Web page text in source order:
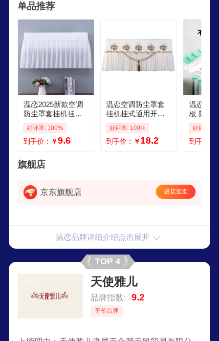
在京东平台销量领先，致力于为现代家庭打造舒适
美观的生活环境。
单品推荐
温恋2025新款空调
防尘罩套挂机挂式
通用卧室开机不取
罩衣挡风帘挡风罩
清雅白 宽度37长度
好评率: 100%
到手价： ￥9.6
温恋空调防尘罩套
挂机挂式通用开机
不取挡风板帘防直
吹 两用款左岸花米
115p86cm长内
好评率: 100%
到手价： ￥18.2
温恋中
板 防直
冷气导
花机3匹
款单个
好评率:
到手价：
旗舰店
京东旗舰店 进店逛逛
温恋品牌详细介绍点击展开
TOP 4
天使雅儿
品牌指数: 9.2
平价品牌